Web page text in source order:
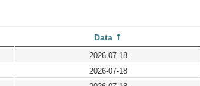
Data
2026-07-18
2026-07-18